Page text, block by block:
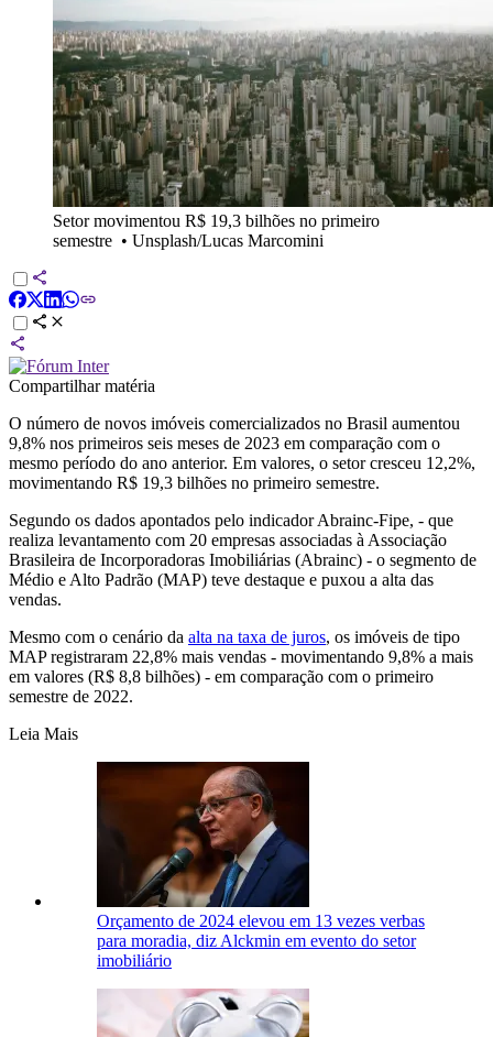
Setor movimentou R$ 19,3 bilhões no primeiro
semestre • Unsplash/Lucas Marcomini
Compartilhar matéria
O número de novos imóveis comercializados no Brasil aumentou
9,8% nos primeiros seis meses de 2023 em comparação com o
mesmo período do ano anterior. Em valores, o setor cresceu 12,2%,
movimentando R$ 19,3 bilhões no primeiro semestre.
Segundo os dados apontados pelo indicador Abrainc-Fipe, - que
realiza levantamento com 20 empresas associadas à Associação
Brasileira de Incorporadoras Imobiliárias (Abrainc) - o segmento de
Médio e Alto Padrão (MAP) teve destaque e puxou a alta das
vendas.
Mesmo com o cenário da alta na taxa de juros, os imóveis de tipo
MAP registraram 22,8% mais vendas - movimentando 9,8% a mais
em valores (R$ 8,8 bilhões) - em comparação com o primeiro
semestre de 2022.
Leia Mais
Orçamento de 2024 elevou em 13 vezes verbas
para moradia, diz Alckmin em evento do setor
imobiliário